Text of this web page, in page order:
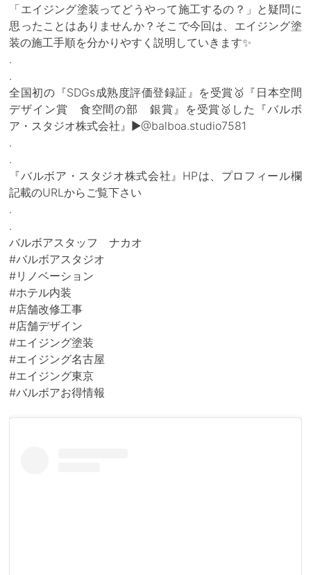
「エイジング塗装ってどうやって施工するの？」と疑問に
思ったことはありませんか？そこで今回は、エイジング塗
装の施工手順を分かりやすく説明していきます✨
.
.
全国初の『SDGs成熟度評価登録証』を受賞🥇『日本空間
デザイン賞 食空間の部 銀賞』を受賞🥈した『バルボ
ア・スタジオ株式会社』▶@balboa.studio7581
.
.
『バルボア・スタジオ株式会社』HPは、プロフィール欄
記載のURLからご覧下さい
.
.
バルボアスタッフ ナカオ
#バルボアスタジオ
#リノベーション
#ホテル内装
#店舗改修工事
#店舗デザイン
#エイジング塗装
#エイジング名古屋
#エイジング東京
#バルボアお得情報